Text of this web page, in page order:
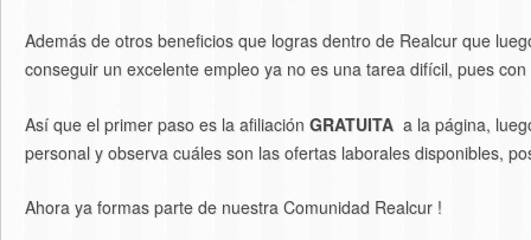
Además de otros beneficios que logras dentro de Realcur que
conseguir un excelente empleo ya no es una tarea difícil, pues
Así que el primer paso es la afiliación GRATUITA a la página,
personal y observa cuáles son las ofertas laborales disponibles,
Ahora ya formas parte de nuestra Comunidad Realcur !